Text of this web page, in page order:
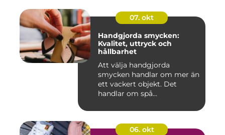
07. okt
Handgjorda smycken:
Kvalitet, uttryck och
hållbarhet
Att välja handgjorda
smycken handlar om mer än
ett vackert objekt. Det
handlar om spå...
06. okt